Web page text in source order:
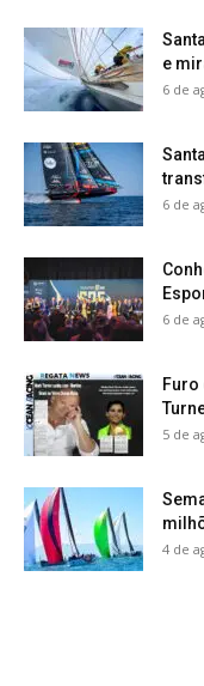
e
6 de
6 de
6 de
Furo
5 de
4 de